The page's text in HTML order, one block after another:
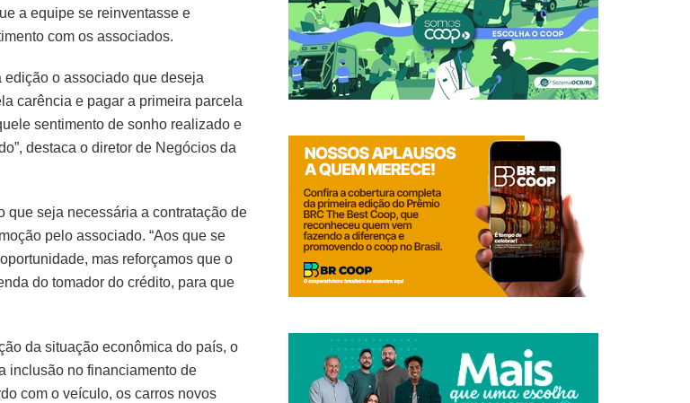
a equipe se reinventasse e
com os associados.
edição o associado que deseja
carência e pagar a primeira parcela
sentimento de sonho realizado e
destaca o diretor de Negócios da
que seja necessária a contratação de
pelo associado. “Aos que se
mas reforçamos que o
do tomador do crédito, para que
da situação econômica do país, o
inclusão no financiamento de
com o veículo, os carros novos